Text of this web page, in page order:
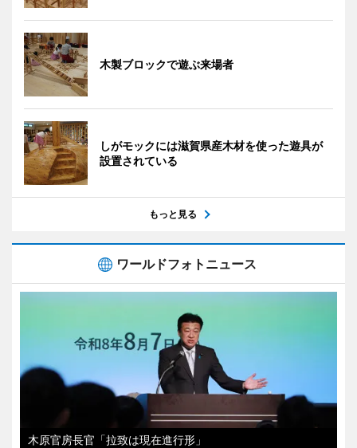
木製ブロックで遊ぶ来場者
しがモックには滋賀県産木材を使った遊具が
設置されている
もっと見る
ワールドフォトニュース
木原官房長官「拉致は現在進行形」